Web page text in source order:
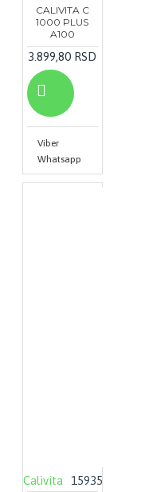
CALIVITA C
1000 PLUS
A100
3.899,80 RSD
Viber
Whatsapp
Calivita 15935